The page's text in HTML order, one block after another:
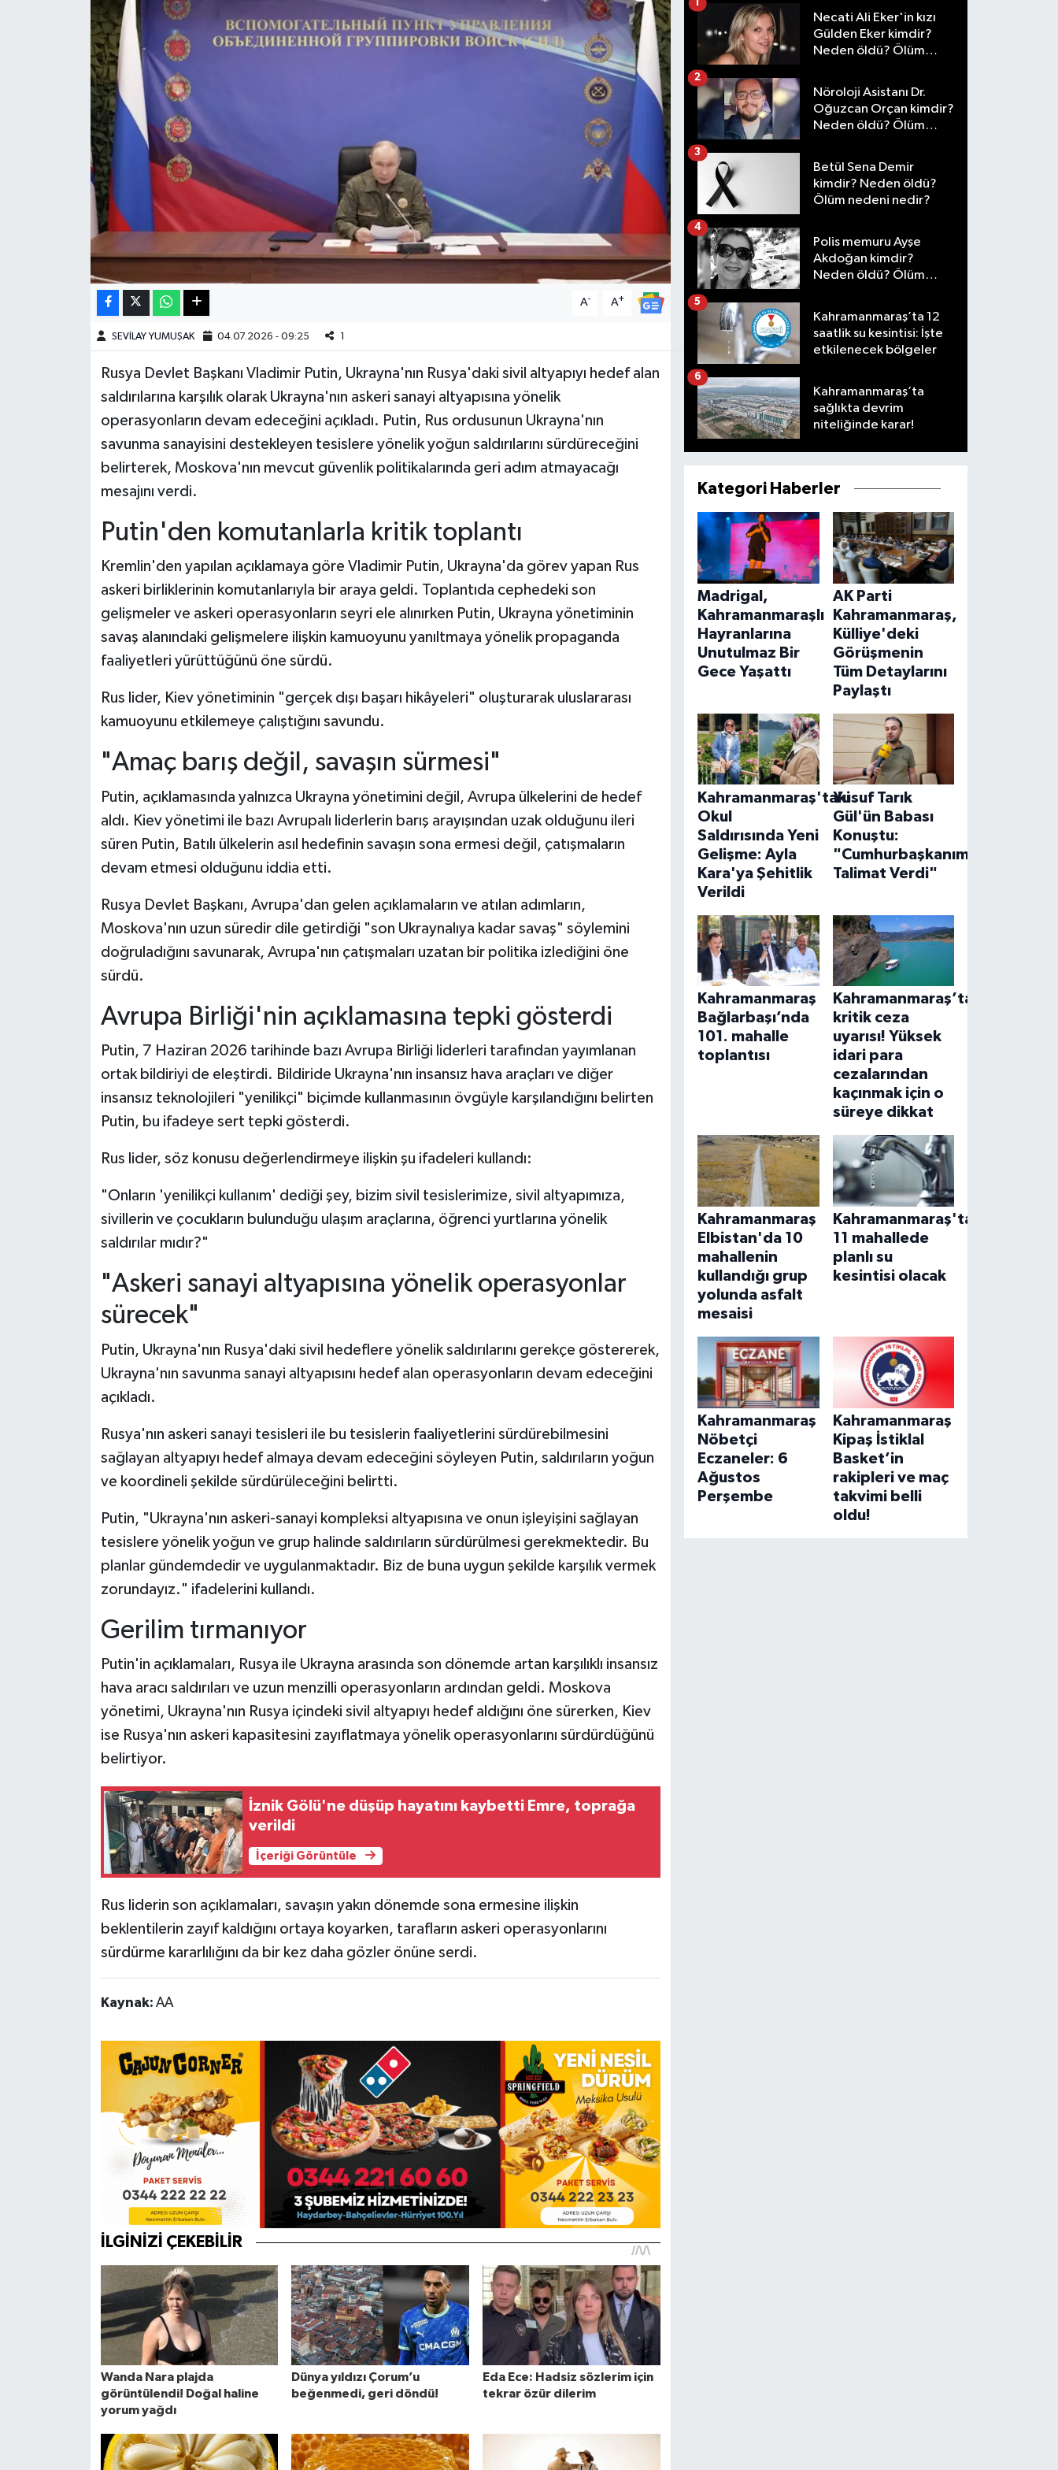
A- A+
SEVİLAY YUMUŞAK 04.07.2026 - 09:25 1
Rusya Devlet Başkanı Vladimir Putin, Ukrayna'nın Rusya'daki sivil altyapıyı hedef alan
saldırılarına karşılık olarak Ukrayna'nın askeri sanayi altyapısına yönelik
operasyonların devam edeceğini açıkladı. Putin, Rus ordusunun Ukrayna'nın
savunma sanayisini destekleyen tesislere yönelik yoğun saldırılarını sürdüreceğini
belirterek, Moskova'nın mevcut güvenlik politikalarında geri adım atmayacağı
mesajını verdi.
Putin'den komutanlarla kritik toplantı
Kremlin'den yapılan açıklamaya göre Vladimir Putin, Ukrayna'da görev yapan Rus
askeri birliklerinin komutanlarıyla bir araya geldi. Toplantıda cephedeki son
gelişmeler ve askeri operasyonların seyri ele alınırken Putin, Ukrayna yönetiminin
savaş alanındaki gelişmelere ilişkin kamuoyunu yanıltmaya yönelik propaganda
faaliyetleri yürüttüğünü öne sürdü.
Rus lider, Kiev yönetiminin "gerçek dışı başarı hikâyeleri" oluşturarak uluslararası
kamuoyunu etkilemeye çalıştığını savundu.
"Amaç barış değil, savaşın sürmesi"
Putin, açıklamasında yalnızca Ukrayna yönetimini değil, Avrupa ülkelerini de hedef
aldı. Kiev yönetimi ile bazı Avrupalı liderlerin barış arayışından uzak olduğunu ileri
süren Putin, Batılı ülkelerin asıl hedefinin savaşın sona ermesi değil, çatışmaların
devam etmesi olduğunu iddia etti.
Rusya Devlet Başkanı, Avrupa'dan gelen açıklamaların ve atılan adımların,
Moskova'nın uzun süredir dile getirdiği "son Ukraynalıya kadar savaş" söylemini
doğruladığını savunarak, Avrupa'nın çatışmaları uzatan bir politika izlediğini öne
sürdü.
Avrupa Birliği'nin açıklamasına tepki gösterdi
Putin, 7 Haziran 2026 tarihinde bazı Avrupa Birliği liderleri tarafından yayımlanan
ortak bildiriyi de eleştirdi. Bildiride Ukrayna'nın insansız hava araçları ve diğer
insansız teknolojileri "yenilikçi" biçimde kullanmasının övgüyle karşılandığını belirten
Putin, bu ifadeye sert tepki gösterdi.
Rus lider, söz konusu değerlendirmeye ilişkin şu ifadeleri kullandı:
"Onların 'yenilikçi kullanım' dediği şey, bizim sivil tesislerimize, sivil altyapımıza,
sivillerin ve çocukların bulunduğu ulaşım araçlarına, öğrenci yurtlarına yönelik
saldırılar mıdır?"
"Askeri sanayi altyapısına yönelik operasyonlar
sürecek"
Putin, Ukrayna'nın Rusya'daki sivil hedeflere yönelik saldırılarını gerekçe göstererek,
Ukrayna'nın savunma sanayi altyapısını hedef alan operasyonların devam edeceğini
açıkladı.
Rusya'nın askeri sanayi tesisleri ile bu tesislerin faaliyetlerini sürdürebilmesini
sağlayan altyapıyı hedef almaya devam edeceğini söyleyen Putin, saldırıların yoğun
ve koordineli şekilde sürdürüleceğini belirtti.
Putin, "Ukrayna'nın askeri-sanayi kompleksi altyapısına ve onun işleyişini sağlayan
tesislere yönelik yoğun ve grup halinde saldırıların sürdürülmesi gerekmektedir. Bu
planlar gündemdedir ve uygulanmaktadır. Biz de buna uygun şekilde karşılık vermek
zorundayız." ifadelerini kullandı.
Gerilim tırmanıyor
Putin'in açıklamaları, Rusya ile Ukrayna arasında son dönemde artan karşılıklı insansız
hava aracı saldırıları ve uzun menzilli operasyonların ardından geldi. Moskova
yönetimi, Ukrayna'nın Rusya içindeki sivil altyapıyı hedef aldığını öne sürerken, Kiev
ise Rusya'nın askeri kapasitesini zayıflatmaya yönelik operasyonlarını sürdürdüğünü
belirtiyor.
İznik Gölü'ne düşüp hayatını kaybetti Emre, toprağa
verildi
İçeriği Görüntüle
Rus liderin son açıklamaları, savaşın yakın dönemde sona ermesine ilişkin
beklentilerin zayıf kaldığını ortaya koyarken, tarafların askeri operasyonlarını
sürdürme kararlılığını da bir kez daha gözler önüne serdi.
Kaynak: AA
Necati Ali Eker'in kızı
Gülden Eker kimdir?
Neden öldü? Ölüm
1
Nöroloji Asistanı Dr.
Oğuzcan Orçan kimdir?
Neden öldü? Ölüm
2
Betül Sena Demir
kimdir? Neden öldü?
Ölüm nedeni nedir?
3
Polis memuru Ayşe
Akdoğan kimdir?
Neden öldü? Ölüm
4
Kahramanmaraş’ta 12
saatlik su kesintisi: İşte
etkilenecek bölgeler
5
Kahramanmaraş’ta
sağlıkta devrim
niteliğinde karar!
6
Kategori Haberler
Madrigal,
Kahramanmaraşlı
Hayranlarına
Unutulmaz Bir
Gece Yaşattı
AK Parti
Kahramanmaraş,
Külliye'deki
Görüşmenin
Tüm Detaylarını
Paylaştı
Kahramanmaraş'taki
Okul
Saldırısında Yeni
Gelişme: Ayla
Kara'ya Şehitlik
Verildi
Yusuf Tarık
Gül'ün Babası
Konuştu:
"Cumhurbaşkanımız
Talimat Verdi"
Kahramanmaraş
Bağlarbaşı’nda
101. mahalle
toplantısı
Kahramanmaraş’ta
kritik ceza
uyarısı! Yüksek
idari para
cezalarından
kaçınmak için o
süreye dikkat
Kahramanmaraş
Elbistan'da 10
mahallenin
kullandığı grup
yolunda asfalt
mesaisi
Kahramanmaraş'ta
11 mahallede
planlı su
kesintisi olacak
Kahramanmaraş
Nöbetçi
Eczaneler: 6
Ağustos
Perşembe
Kahramanmaraş
Kipaş İstiklal
Basket’in
rakipleri ve maç
takvimi belli
oldu!
Haberde İnsan
Kültür Sanat
Magazin
Manşet Altı
Manşetler
Resmi İlan
SürManşet
KAHRAMANMARAŞ